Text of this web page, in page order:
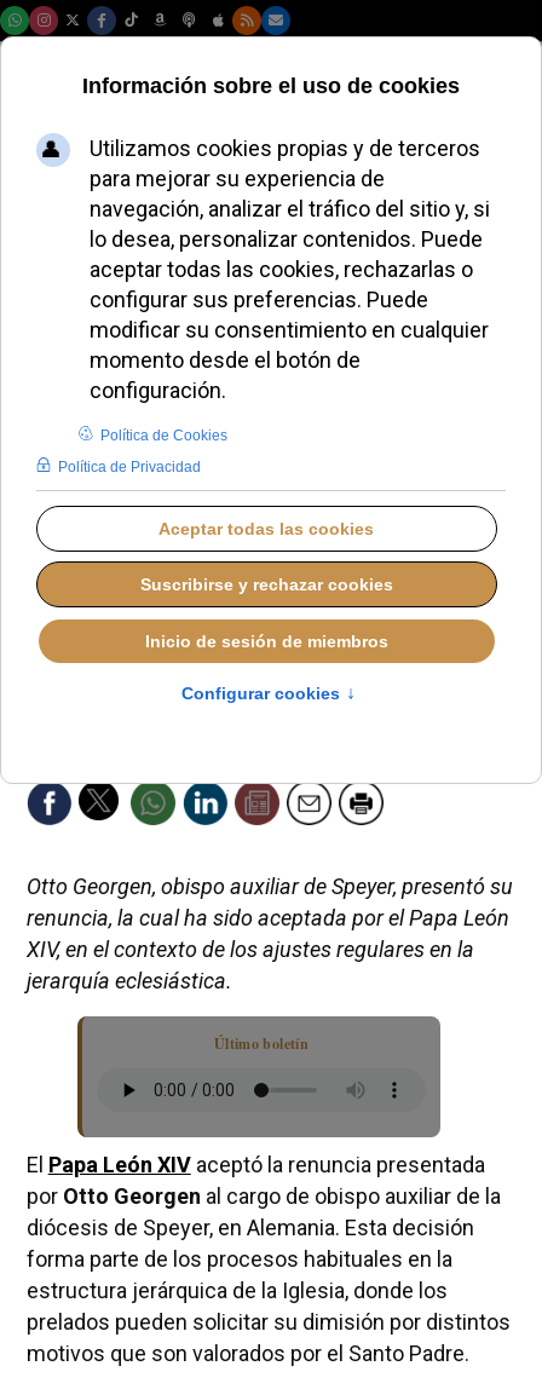
El Papa acepta la
renuncia del obispo
auxiliar de Espira
ALMUDENA RODRIGO
IGLESIA HOY
Otto Georgen, obispo auxiliar de Speyer, presentó su
renuncia, la cual ha sido aceptada por el Papa León
XIV, en el contexto de los ajustes regulares en la
jerarquía eclesiástica.
Último boletín
El Papa León XIVaceptó la renuncia presentada
por Otto Georgen al cargo de obispo auxiliar de la
diócesis de Speyer, en Alemania. Esta decisión
forma parte de los procesos habituales en la
estructura jerárquica de la Iglesia, donde los
prelados pueden solicitar su dimisión por distintos
motivos que son valorados por el Santo Padre.